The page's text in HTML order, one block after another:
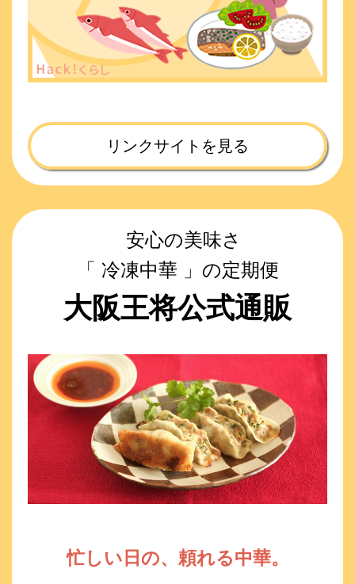
リンクサイトを見る
安心の美味さ
「 冷凍中華 」の定期便
大阪王将公式通販
忙しい日の、頼れる中華。